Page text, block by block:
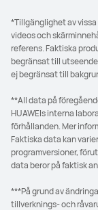
*Tillgänglighet av
videos och
referens. Faktiska
begränsat till
ej begränsat till
**All data på
HUAWEIs interna
förhållanden. Mer
Faktiska data kan
programversioner,
data beror på faktisk
***På grund av
tillverknings- och